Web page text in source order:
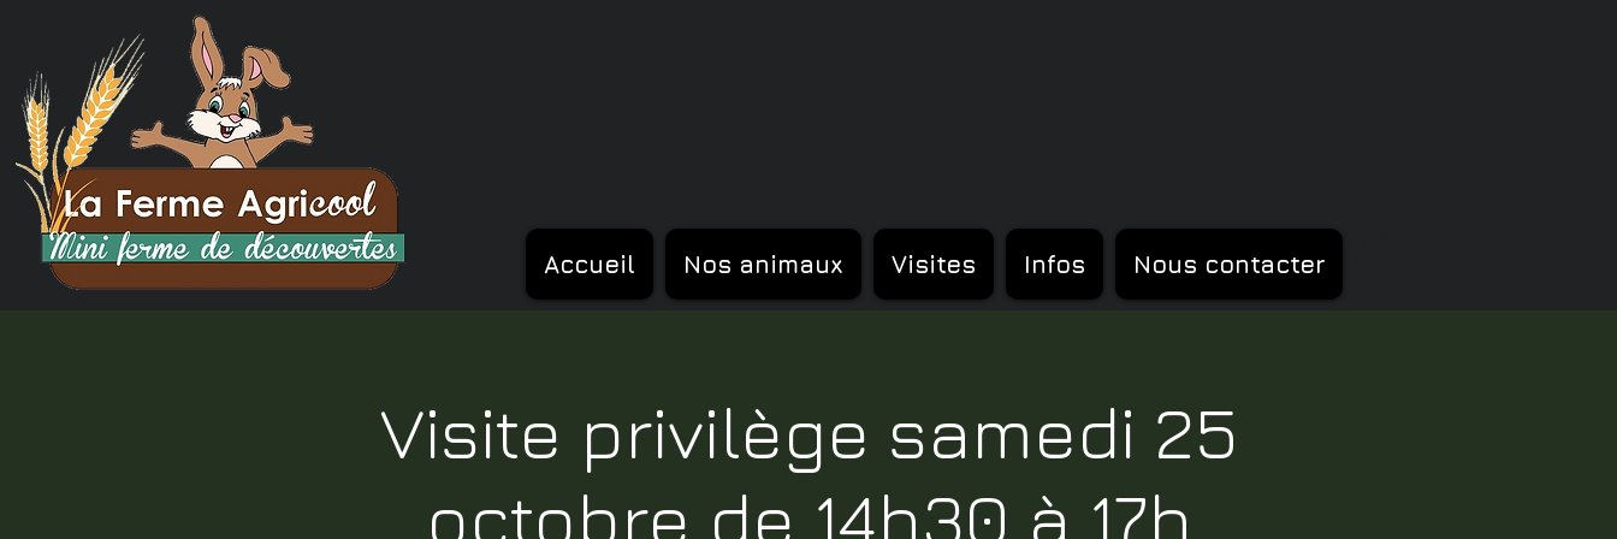
Accueil Nos animaux Visites Infos Nous contacter
Visite privilège samedi 25
octobre de 14h30 à 17h